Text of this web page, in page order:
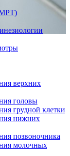
верхних
головы
грудной клетки
нижних
позвоночника
молочных